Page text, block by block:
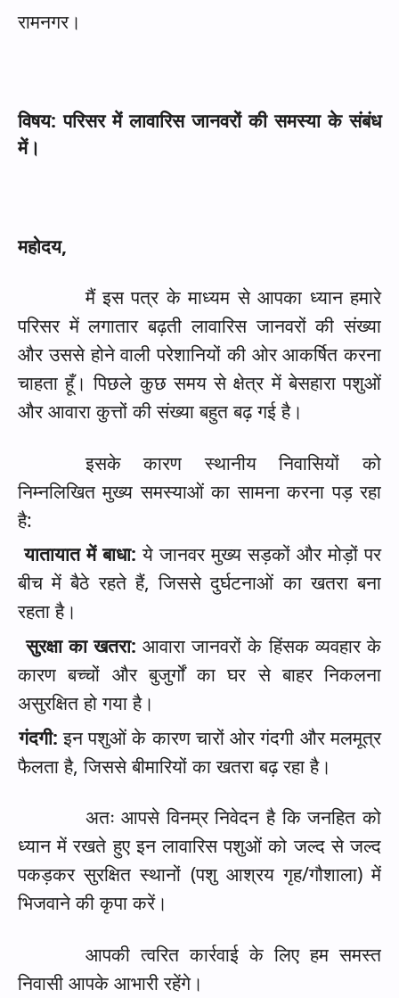
रामनगर।
विषय: परिसर में लावारिस जानवरों की समस्या के संबंध
में।
महोदय,
मैं इस पत्र के माध्यम से आपका ध्यान हमारे
परिसर में लगातार बढ़ती लावारिस जानवरों की संख्या
और उससे होने वाली परेशानियों की ओर आकर्षित करना
चाहता हूँ। पिछले कुछ समय से क्षेत्र में बेसहारा पशुओं
और आवारा कुत्तों की संख्या बहुत बढ़ गई है।
इसके कारण स्थानीय निवासियों को
निम्नलिखित मुख्य समस्याओं का सामना करना पड़ रहा
है:
यातायात में बाधा: ये जानवर मुख्य सड़कों और मोड़ों पर
बीच में बैठे रहते हैं,जिससे दुर्घटनाओं का खतरा बना
रहता है।
सुरक्षा का खतरा: आवारा जानवरों के हिंसक व्यवहार के
कारण बच्चों और बुजुर्गों का घर से बाहर निकलना
असुरक्षित हो गया है।
गंदगी: इन पशुओं के कारण चारों ओर गंदगी और मलमूत्र
फैलता है,जिससे बीमारियों का खतरा बढ़ रहा है।
अतः आपसे विनम्र निवेदन है कि जनहित को
ध्यान में रखते हुए इन लावारिस पशुओं को जल्द से जल्द
पकड़कर सुरक्षित स्थानों (पशु आश्रय गृह/गौशाला) में
भिजवाने की कृपा करें।
आपकी त्वरित कार्रवाई के लिए हम समस्त
निवासी आपके आभारी रहेंगे।